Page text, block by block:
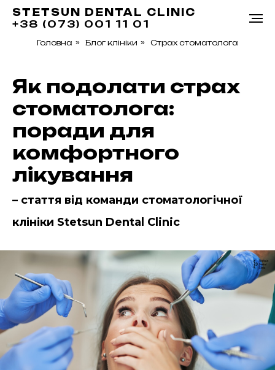
STETSUN DENTAL CLINIC
+38 (073) 001 11 01
Головна » Блог клініки » Страх стоматолога
Як подолати страх
стоматолога:
поради для
комфортного
лікування
– стаття від команди стоматологічної
клініки Stetsun Dental Clinic